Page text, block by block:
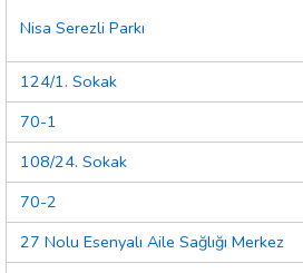
Nisa Serezli Parkı
124/1. Sokak
70-1
108/24. Sokak
70-2
27 Nolu Esenyalı Aile Sağlığı Merkez